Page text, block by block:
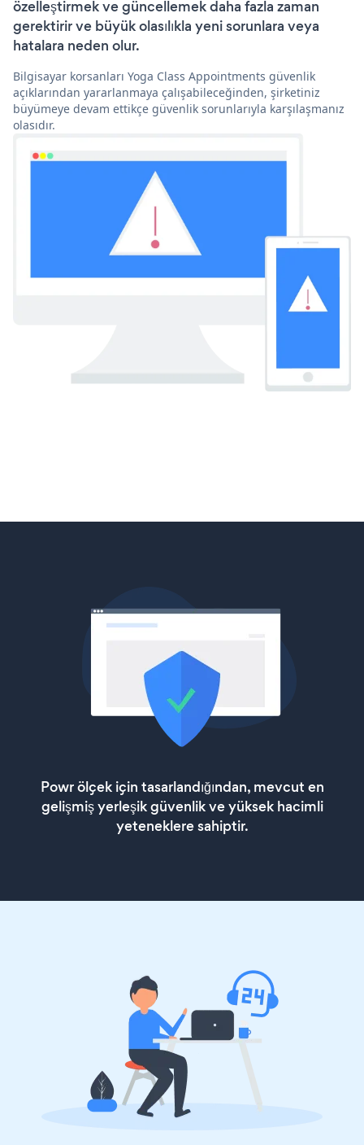
özelleştirmek ve güncellemek daha fazla zaman
gerektirir ve büyük olasılıkla yeni sorunlara veya
hatalara neden olur.
Bilgisayar korsanları Yoga Class Appointments güvenlik
açıklarından yararlanmaya çalışabileceğinden, şirketiniz
büyümeye devam ettikçe güvenlik sorunlarıyla karşılaşmanız
olasıdır.
Powr ölçek için tasarlandığından, mevcut en
gelişmiş yerleşik güvenlik ve yüksek hacimli
yeteneklere sahiptir.